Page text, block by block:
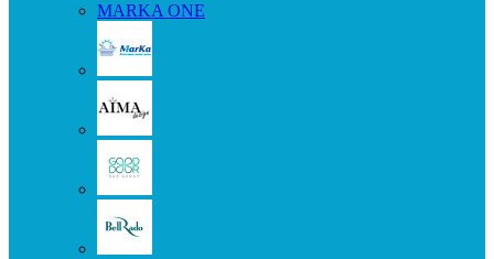
MARKA ONE